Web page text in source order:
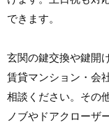
できます。
玄関の鍵交換や鍵開
賃貸マンション・会
相談ください。その
ノブやドアクローザ